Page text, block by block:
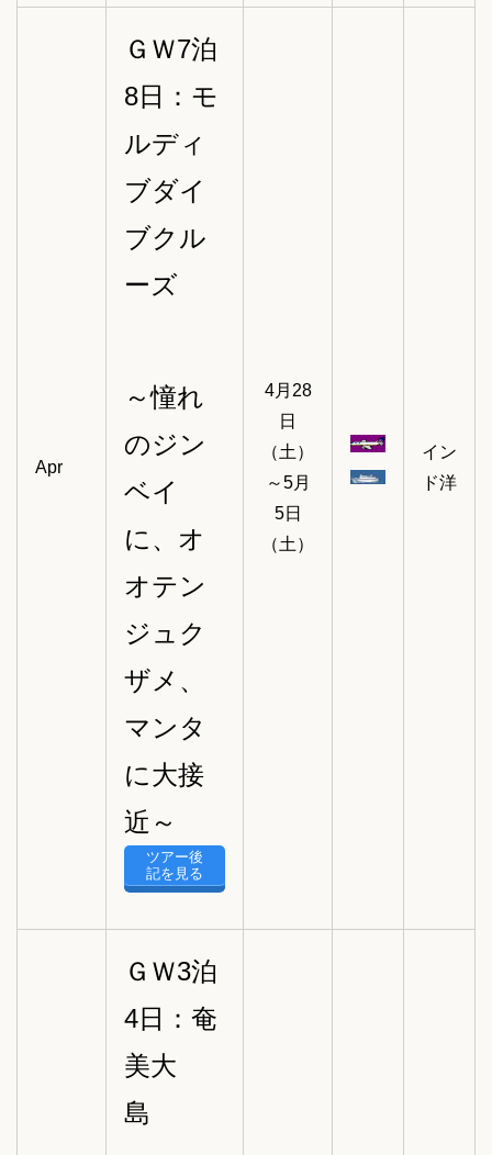
Apr
ＧＷ7泊
8日：モ
ルディ
ブダイ
ブクル
ーズ
～憧れ
のジン
ベイ
に、オ
オテン
ジュク
ザメ、
マンタ
に大接
近～
ツアー後
記を見る
4月28
日
（土）
～5月
5日
（土）
イン
ド洋
ＧＷ3泊
4日：奄
美大
島